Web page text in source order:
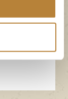
alles
met